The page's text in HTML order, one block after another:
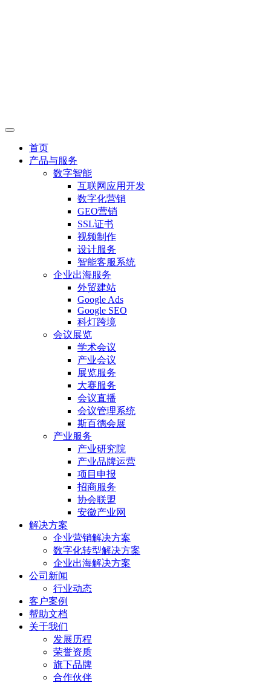
首页
产品与服务
数字智能
互联网应用开发
数字化营销
GEO营销
SSL证书
视频制作
设计服务
智能客服系统
企业出海服务
外贸建站
Google Ads
Google SEO
科灯跨境
会议展览
学术会议
产业会议
展览服务
大赛服务
会议直播
会议管理系统
斯百德会展
产业服务
产业研究院
产业品牌运营
项目申报
招商服务
协会联盟
安徽产业网
解决方案
企业营销解决方案
数字化转型解决方案
企业出海解决方案
公司新闻
行业动态
客户案例
帮助文档
关于我们
发展历程
荣誉资质
旗下品牌
合作伙伴